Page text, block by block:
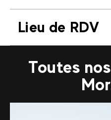
Lieu de RDV
Toutes